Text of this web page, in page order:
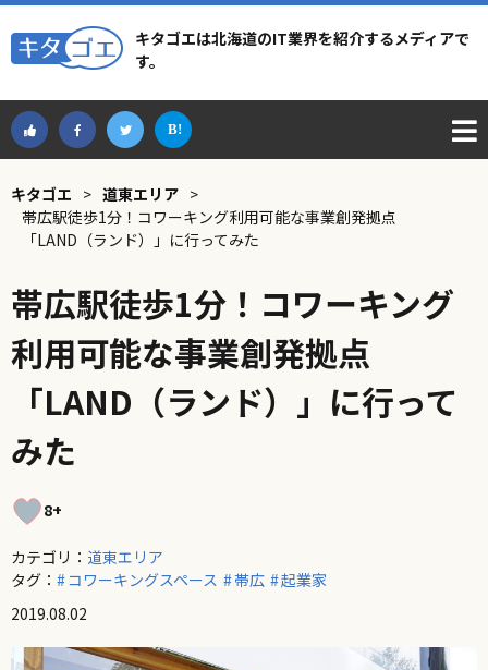
キタゴエは北海道のIT業界を紹介するメディアで
す。
キタゴエ > 道東エリア >
帯広駅徒歩1分！コワーキング利用可能な事業創発拠点
「LAND（ランド）」に行ってみた
帯広駅徒歩1分！コワーキング
利用可能な事業創発拠点
「LAND（ランド）」に行って
みた
8+
カテゴリ： 道東エリア
タグ：
コワーキングスペース 帯広
起業家
2019.08.02